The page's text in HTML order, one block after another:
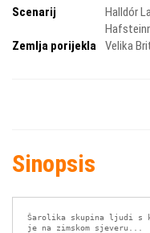
Scenarij
Halldór
Zemlja porijekla
Velika
Sinopsis
Šarolika skupina ljudi s
je na zimskom sjeveru...